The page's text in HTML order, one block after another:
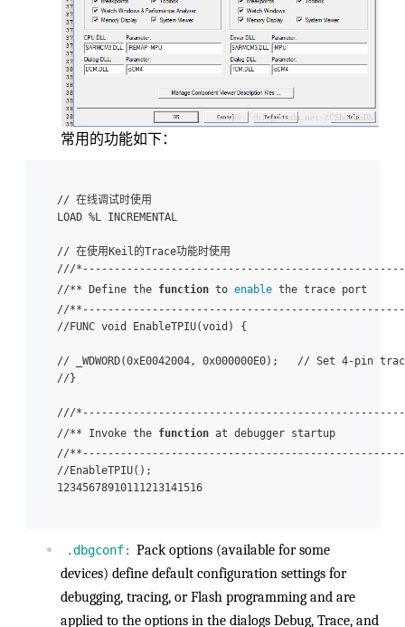
常用的功能如下：
// 在线调试时使用
LOAD %L INCREMENTAL
// 在使用Keil的Trace功能时使用
///
//** Define the function to enable the trace port
//
//FUNC void EnableTPIU(void) {
// _WDWORD(0xE0042004, 0x000000E0);   // Set 4-pin
//}
///
//** Invoke the function at debugger startup
//
//EnableTPIU();
12345678910111213141516
.dbgconf: Pack options (available for some
devices) define default configuration settings for
debugging, tracing, or Flash programming and are
applied to the options in the dialogs Debug, Trace, and